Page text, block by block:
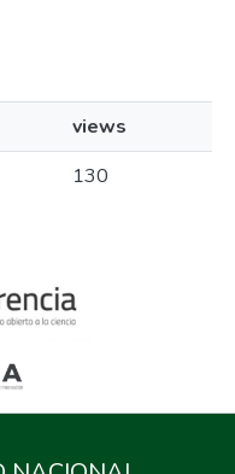
views
130